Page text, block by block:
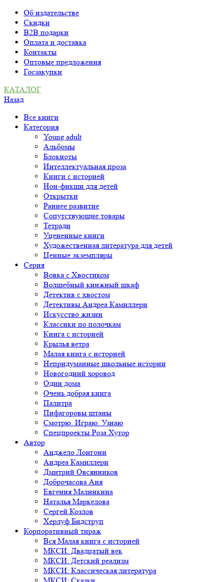
Об издательстве
Скидки
B2B подарки
Оплата и доставка
Контакты
Оптовые предложения
Госзакупки
КАТАЛОГ
Назад
Все книги
Категория
Young adult
Альбомы
Блокноты
Интеллектуальная проза
Книги с историей
Нон-фикшн для детей
Открытки
Раннее развитие
Сопутствующие товары
Тетради
Уцененные книги
Художественная литература для детей
Ценные экземпляры
Серия
Вовка с Хвостиком
Волшебный книжный шкаф
Детектив с хвостом
Детективы Андреа Камиллери
Искусство жизни
Классики по полочкам
Книга с историей
Крылья ветра
Малая книга с историей
Непридуманные школьные истории
Новогодний хоровод
Один дома
Очень добрая книга
Палитра
Пифагоровы штаны
Смотрю. Играю. Узнаю
Спецпроекты Роза Хутор
Автор
Анджело Лонгони
Андреа Камиллери
Дмитрий Овсянников
Доброчасова Аня
Евгения Малинкина
Наталья Маркелова
Сергей Козлов
Херлуф Бидструп
Корпоративный тираж
Вся Малая книга с историей
МКСИ: Двадцатый век
МКСИ: Детский реализм
МКСИ: Классическая литература